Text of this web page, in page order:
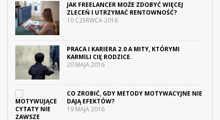
JAK FREELANCER MOŻE ZDOBYĆ WIĘCEJ
ZLECEŃ I UTRZYMAĆ RENTOWNOŚĆ?
10 CZERWCA 2016
PRACA I KARIERA 2.0 A MITY, KTÓRYMI
KARMILI CIĘ RODZICE.
20 MAJA 2016
CO ZROBIĆ, GDY METODY MOTYWACYJNE NIE
DAJĄ EFEKTÓW?
19 MAJA 2016